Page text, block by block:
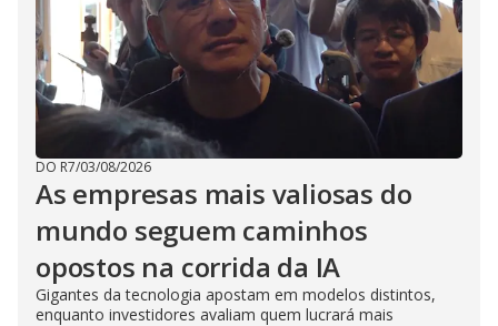
DO R7/03/08/2026
As empresas mais valiosas do
mundo seguem caminhos
opostos na corrida da IA
Gigantes da tecnologia apostam em modelos distintos,
enquanto investidores avaliam quem lucrará mais